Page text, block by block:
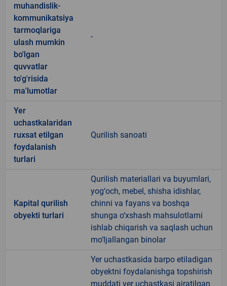
muhandislik-
kommunikatsiya
tarmoqlariga
ulash mumkin
bo'lgan
quvvatlar
to'g'risida
ma'lumotlar
-
Yer
uchastkalaridan
ruxsat etilgan
foydalanish
turlari
Qurilish sanoati
Kapital qurilish
obyekti turlari
Qurilish materiallari va buyumlari,
yog‘och, mebel, shisha idishlar,
chinni va fayans va boshqa
shunga o‘xshash mahsulotlarni
ishlab chiqarish va saqlash uchun
mo‘ljallangan binolar
Yer uchastkasida barpo etiladigan
obyektni foydalanishga topshirish
muddati yer uchastkasi ajratilgan